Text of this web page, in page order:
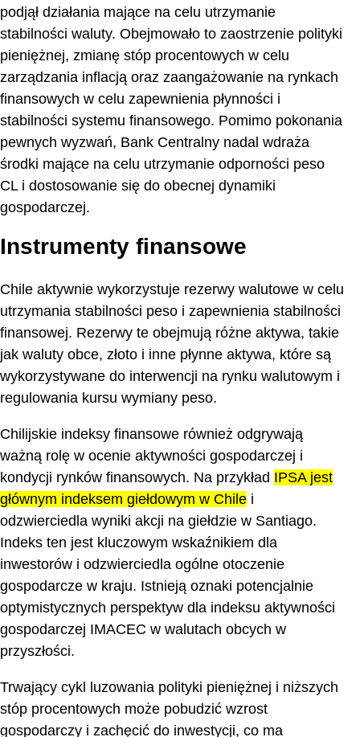
podjął działania mające na celu utrzymanie
stabilności waluty. Obejmowało to zaostrzenie polityki
pieniężnej, zmianę stóp procentowych w celu
zarządzania inflacją oraz zaangażowanie na rynkach
finansowych w celu zapewnienia płynności i
stabilności systemu finansowego. Pomimo pokonania
pewnych wyzwań, Bank Centralny nadal wdraża
środki mające na celu utrzymanie odporności peso
CL i dostosowanie się do obecnej dynamiki
gospodarczej.
Instrumenty finansowe
Chile aktywnie wykorzystuje rezerwy walutowe w celu
utrzymania stabilności peso i zapewnienia stabilności
finansowej. Rezerwy te obejmują różne aktywa, takie
jak waluty obce, złoto i inne płynne aktywa, które są
wykorzystywane do interwencji na rynku walutowym i
regulowania kursu wymiany peso.
Chilijskie indeksy finansowe również odgrywają
ważną rolę w ocenie aktywności gospodarczej i
kondycji rynków finansowych. Na przykład IPSA jest
głównym indeksem giełdowym w Chile i
odzwierciedla wyniki akcji na giełdzie w Santiago.
Indeks ten jest kluczowym wskaźnikiem dla
inwestorów i odzwierciedla ogólne otoczenie
gospodarcze w kraju. Istnieją oznaki potencjalnie
optymistycznych perspektyw dla indeksu aktywności
gospodarczej IMACEC w walutach obcych w
przyszłości.
Trwający cykl luzowania polityki pieniężnej i niższych
stóp procentowych może pobudzić wzrost
gospodarczy i zachęcić do inwestycji, co ma